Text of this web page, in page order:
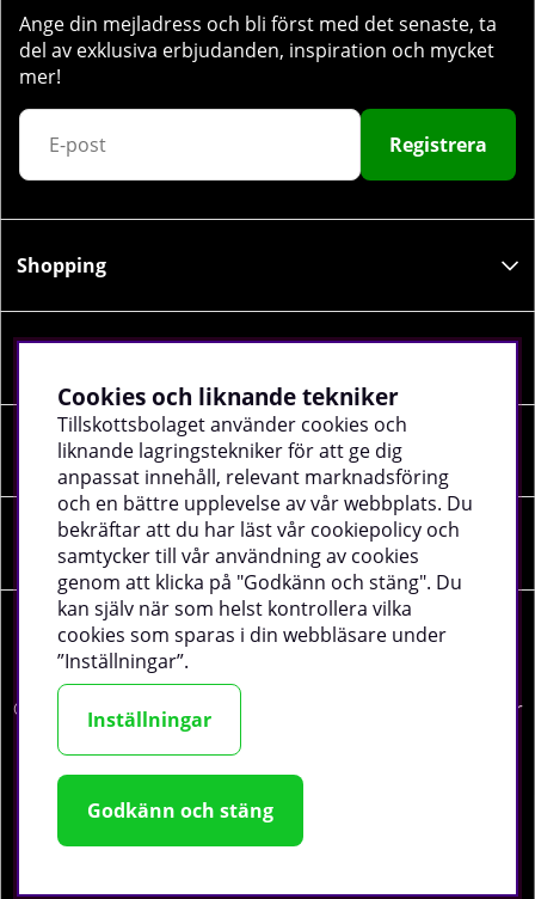
Ange din mejladress och bli först med det senaste, ta
del av exklusiva erbjudanden, inspiration och mycket
mer!
Registrera
Shopping
Sociala medier
Företagsuppgifter
© 2026 tillskottsbolaget.se. Vi använder cookies -
läs mer
Cookies och liknande tekniker
Tillskottsbolaget använder cookies och
liknande lagringstekniker för att ge dig
anpassat innehåll, relevant marknadsföring
och en bättre upplevelse av vår webbplats. Du
bekräftar att du har läst vår cookiepolicy och
samtycker till vår användning av cookies
genom att klicka på "Godkänn och stäng". Du
kan själv när som helst kontrollera vilka
cookies som sparas i din webbläsare under
”Inställningar”.
Inställningar
Godkänn och stäng